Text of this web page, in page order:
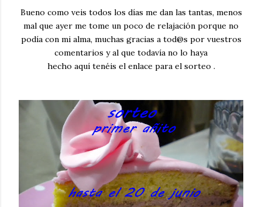
Bueno como veis todos los días me dan las tantas, menos
mal que ayer me tome un poco de relajación porque no
podía con mi alma, muchas gracias a tod@s por vuestros
comentarios y al que todavía no lo haya
hecho aquí tenéis el enlace para el sorteo .